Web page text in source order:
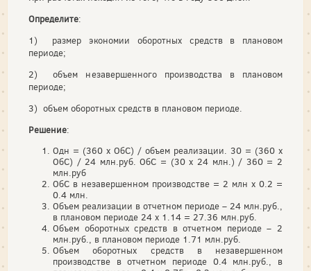
Определите:
1) размер экономии оборотных средств в плановом
периоде;
2) объем незавершенного производства в плановом
периоде;
3) объем оборотных средств в плановом периоде.
Решение:
Одн = (360 х ОбС) / объем реализации. 30 = (360 х
ОбС) / 24 млн.руб. ОбС = (30 х 24 млн.) / 360 = 2
млн.руб
ОбС в незавершенном производстве = 2 млн х 0.2 =
0.4 млн.
Объем реализации в отчетном периоде – 24 млн.руб.,
в плановом периоде 24 х 1.14 = 27.36 млн.руб.
Объем оборотных средств в отчетном периоде – 2
млн.руб., в плановом периоде 1.71 млн.руб.
Объем оборотных средств в незавершенном
производстве в отчетном периоде 0.4 млн.руб., в